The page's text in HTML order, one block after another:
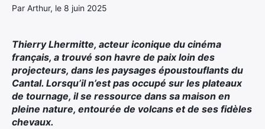
Par Arthur, le 8 juin 2025
Thierry Lhermitte, acteur iconique du cinéma
français, a trouvé son havre de paix loin des
projecteurs, dans les paysages époustouflants du
Cantal. Lorsqu’il n’est pas occupé sur les plateaux
de tournage, il se ressource dans sa maison en
pleine nature, entourée de volcans et de ses fidèles
chevaux.